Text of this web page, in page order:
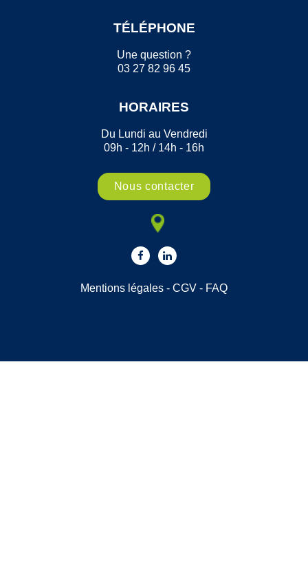
TÉLÉPHONE
Une question ?
03 27 82 96 45
HORAIRES
Du Lundi au Vendredi
09h - 12h / 14h - 16h
Nous contacter
Mentions légales - CGV - FAQ